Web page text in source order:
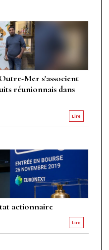
Mer s'associent
réunionnais dans
Lire
actionnaire
Lire